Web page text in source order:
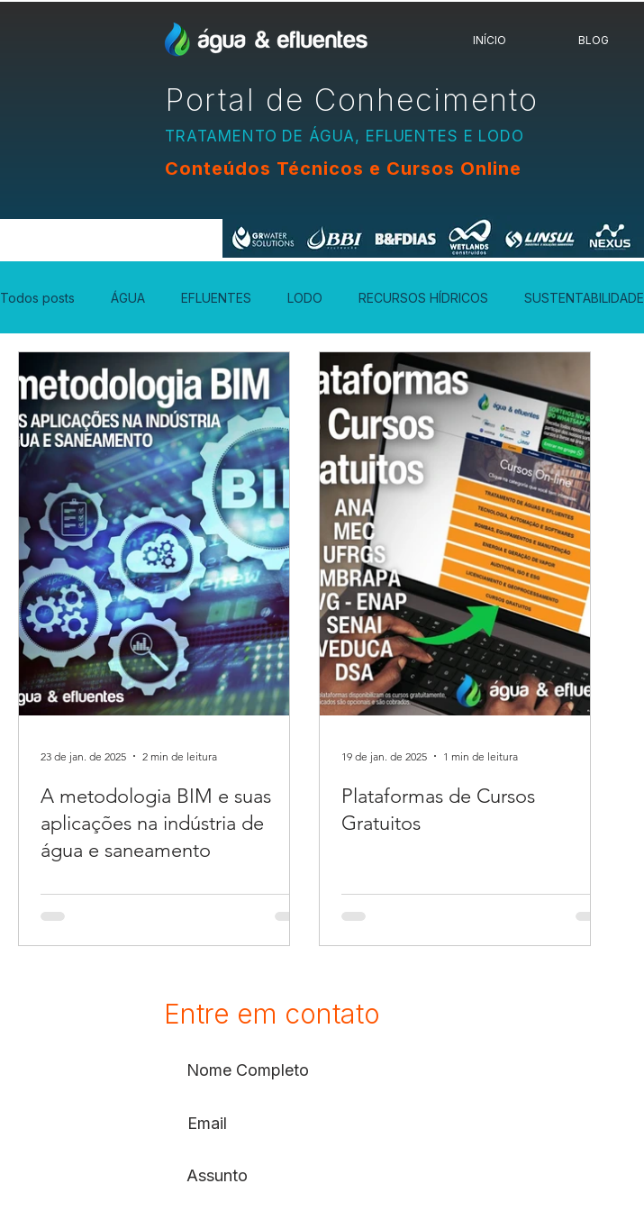
INÍCIO BLOG
Portal de Conhecimento
TRATAMENTO DE ÁGUA, EFLUENTES E LODO
Conteúdos Técnicos e Cursos Online
Todos posts ÁGUA EFLUENTES LODO RECURSOS HÍDRICOS SUSTENTABILIDADE
A metodologia BIM e suas
aplicações na indústria de
água e saneamento
23 de jan. de 2025 2 min de leitura
Plataformas de Cursos
Gratuitos
19 de jan. de 2025 1 min de leitura
Entre em contato